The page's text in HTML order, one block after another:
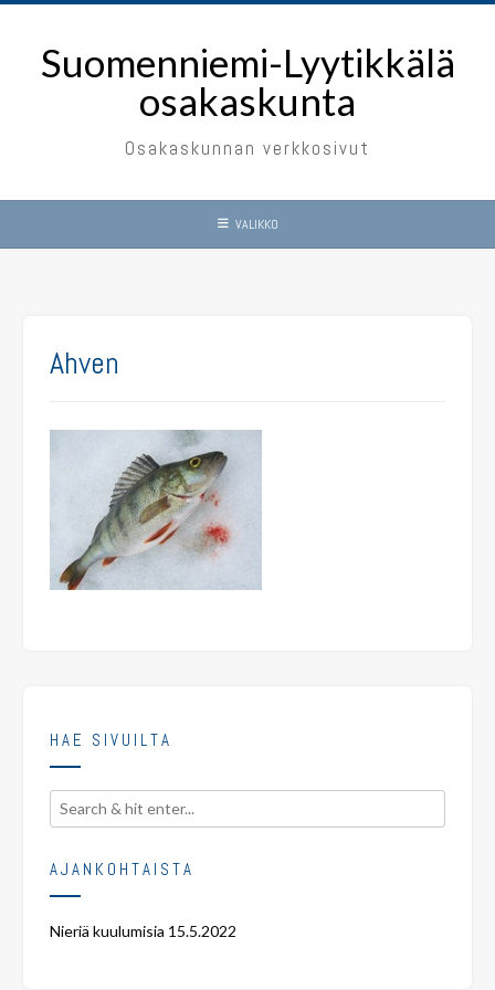
Skip
contentSuomenniemi-Lyytikkälä
osakaskunta
Osakaskunnan verkkosivut
VALIKKO
Ahven
HAE SIVUILTA
AJANKOHTAISTA
Nieriä kuulumisia 15.5.2022